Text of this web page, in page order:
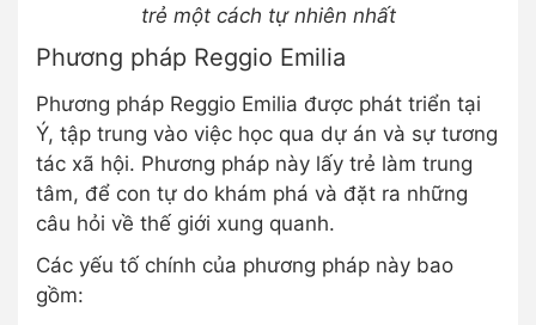
trẻ một cách tự nhiên nhất
Phương pháp Reggio Emilia
Phương pháp Reggio Emilia được phát triển tại
Ý, tập trung vào việc học qua dự án và sự tương
tác xã hội. Phương pháp này lấy trẻ làm trung
tâm, để con tự do khám phá và đặt ra những
câu hỏi về thế giới xung quanh.
Các yếu tố chính của phương pháp này bao
gồm: